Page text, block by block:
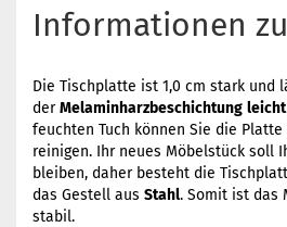
Informationen
Die Tischplatte ist 1,0 cm stark und
derMelaminharzbeschichtung
feuchten Tuch können Sie die
reinigen. Ihr neues Möbelstück soll
bleiben, daher besteht die
das Gestell aus Stahl. Somit ist das
stabil.